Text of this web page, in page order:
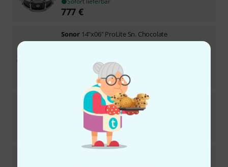
777 €
Sonor 14"x06" ProLite Sn. Chocolate
UVP:1.029 €
14"x6,5" Vintage Snare VP
2
Sofort lieferbar